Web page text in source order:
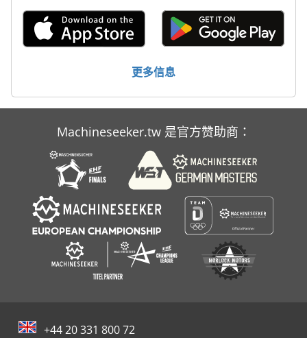
更多信息
Machineseeker.tw 是官方赞助商：
+44 20 331 800 72